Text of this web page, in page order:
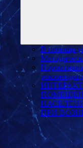
В помощь
ПРИ